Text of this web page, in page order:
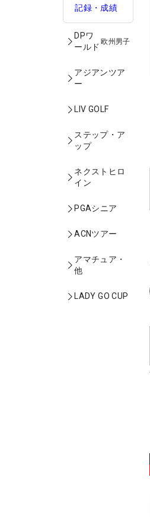
記録・成績
DPワ
ールド
欧州男子
アジアンツア
ー
LIV GOLF
ステップ・ア
ップ
ネクストヒロ
イン
PGAシニア
ACNツアー
アマチュア・
他
LADY GO CUP